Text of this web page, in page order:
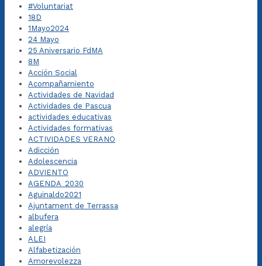
#Voluntariat
18D
1Mayo2024
24 Mayo
25 Aniversario FdMA
8M
Acción Social
Acompañamiento
Actividades de Navidad
Actividades de Pascua
actividades educativas
Actividades formativas
ACTIVIDADES VERANO
Adicción
Adolescencia
ADVIENTO
AGENDA_2030
Aguinaldo2021
Ajuntament de Terrassa
albufera
alegría
ALEI
Alfabetización
Amorevolezza